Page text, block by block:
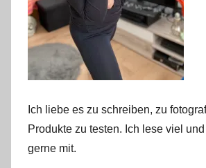
Ich liebe es zu schreiben, zu
Produkte zu testen. Ich lese viel
gerne mit.